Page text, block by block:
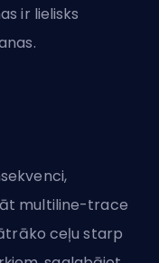
ir lielisks
multiline-trace
ceļu starp